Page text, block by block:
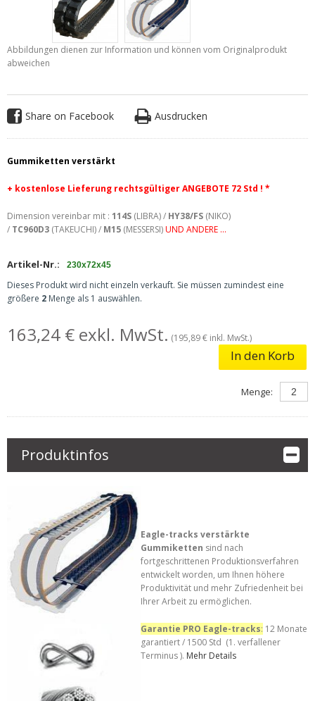
Abbildungen dienen zur Information und können vom Originalprodukt
abweichen
Share on Facebook Ausdrucken
Gummiketten verstärkt
+ kostenlose Lieferung rechtsgültiger ANGEBOTE 72 Std ! *
Dimension vereinbar mit : 114S(LIBRA) / HY38/FS(NIKO)
/ TC960D3(TAKEUCHI) / M15(MESSERSI)UND ANDERE ...
Artikel-Nr.: 230x72x45
Dieses Produkt wird nicht einzeln verkauft. Sie müssen zumindest eine
größere 2Menge als 1 auswählen.
163,24 € exkl. MwSt. (195,89 € inkl. MwSt.)
In den Korb
Menge:
Produktinfos
Eagle-tracks verstärkte
Gummiketten sind nach
fortgeschrittenen Produktionsverfahren
entwickelt worden, um Ihnen höhere
Produktivität und mehr Zufriedenheit bei
Ihrer Arbeit zu ermöglichen.
Garantie PRO Eagle-tracks: 12 Monate
garantiert / 1500 Std (1. verfallener
Terminus ). Mehr Details